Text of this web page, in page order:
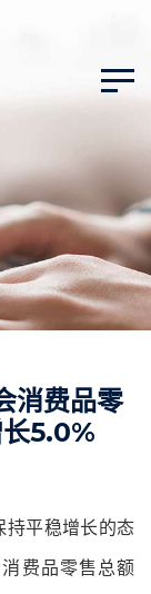
消费品零
5.0%
平稳增长的态
费品零售总额